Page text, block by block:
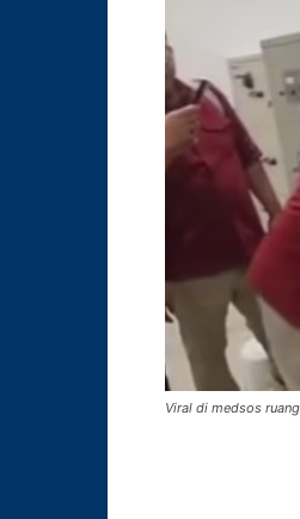
Viral di medsos